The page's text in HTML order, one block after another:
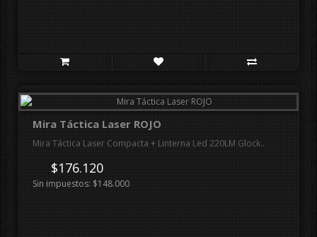
Mira Táctica Laser ROJO
Mira Táctica Laser Compacta + Linterna Led 220LM Glock..
$176.120
Sin impuestos: $148.000